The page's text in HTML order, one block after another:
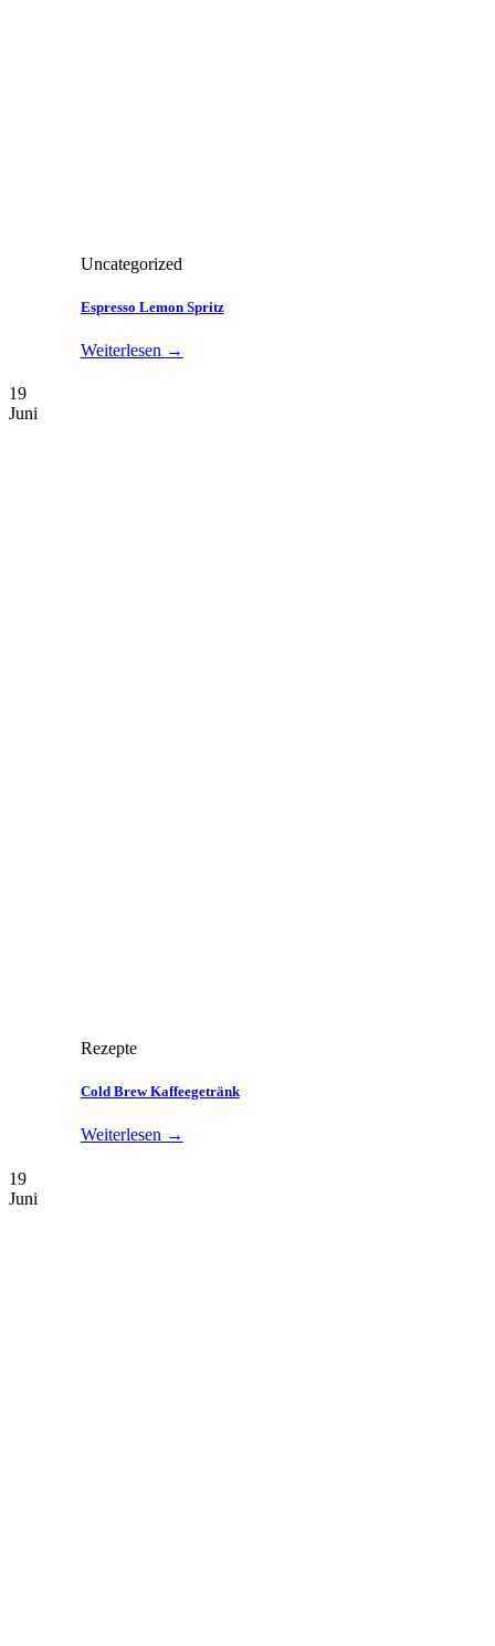
Uncategorized
Espresso Lemon Spritz
Weiterlesen →
19
Juni
Rezepte
Cold Brew Kaffeegetränk
Weiterlesen →
19
Juni